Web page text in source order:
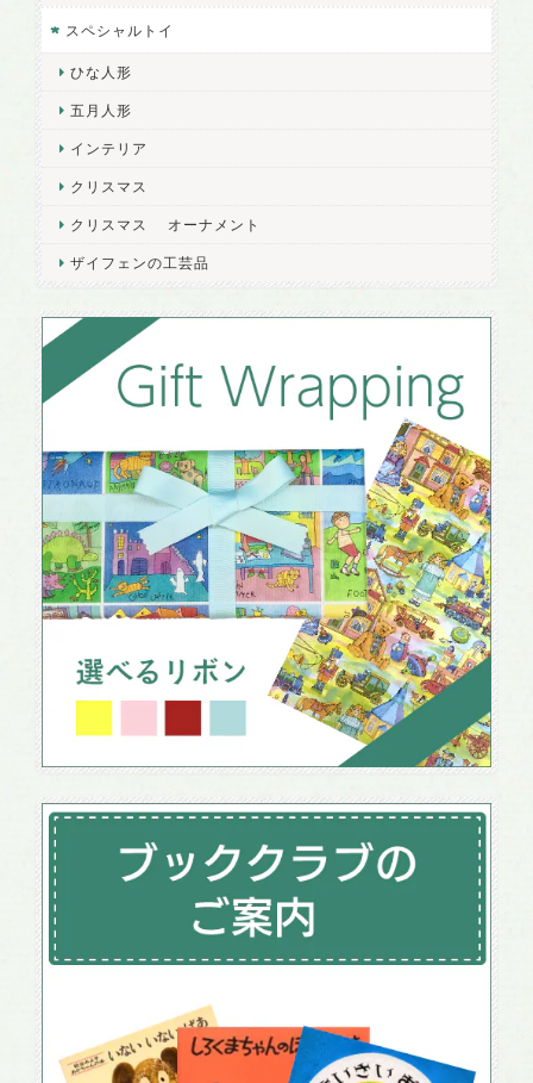
スペシャルトイ
ひな人形
五月人形
インテリア
クリスマス
クリスマス オーナメント
ザイフェンの工芸品